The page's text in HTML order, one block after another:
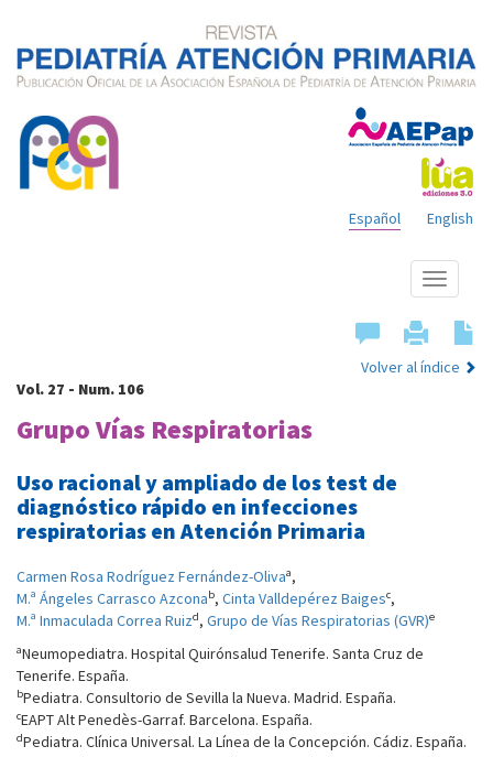
English
Español
Mostrar
menú
Volver al índice
Vol. 27 - Num. 106
Grupo Vías Respiratorias
Uso racional y ampliado de los test de
diagnóstico rápido en infecciones
respiratorias en Atención Primaria
Carmen Rosa Rodríguez Fernández-Olivaa,
M.ª Ángeles Carrasco Azconab, Cinta Valldepérez Baigesc,
M.ª Inmaculada Correa Ruizd, Grupo de Vías Respiratorias (GVR)e
aNeumopediatra. Hospital Quirónsalud Tenerife. Santa Cruz de
Tenerife. España.
bPediatra. Consultorio de Sevilla la Nueva. Madrid. España.
cEAPT Alt Penedès-Garraf. Barcelona. España.
dPediatra. Clínica Universal. La Línea de la Concepción. Cádiz. España.